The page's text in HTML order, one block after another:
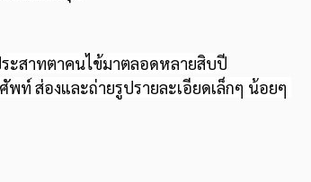
ะสาทตาคนไข้มาตลอดหลายสิบปี
ท์ ส่องและถ่ายรูปรายละเอียดเล็กๆ น้อยๆ